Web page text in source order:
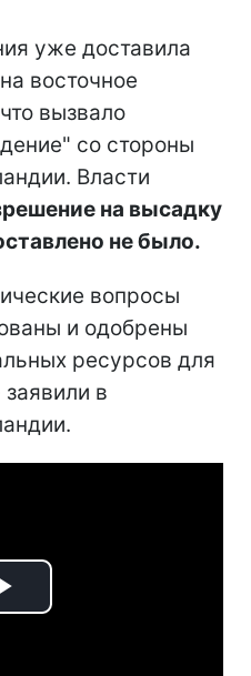
уже доставила
восточное
вызвало
со стороны
Власти
на высадку
не было.
вопросы
и одобрены
ресурсов для
в
Play